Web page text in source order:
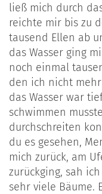
ließ mich durch
reichte mir bis zu
tausend Ellen ab
das Wasser ging
noch einmal
den ich nicht
das Wasser war
schwimmen
durchschreiten
du es gesehen,
mich zurück, am
zurückging, sah
sehr viele Bäume.